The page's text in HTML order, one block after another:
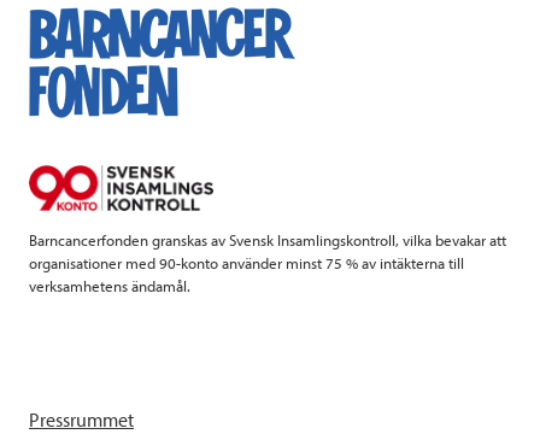
e
b
k
t
t
k
e
Barncancerfonden granskas av Svensk Insamlingskontroll, vilka bevakar att
organisationer med 90-konto använder minst 75 % av intäkterna till
verksamhetens ändamål.
Pressrummet